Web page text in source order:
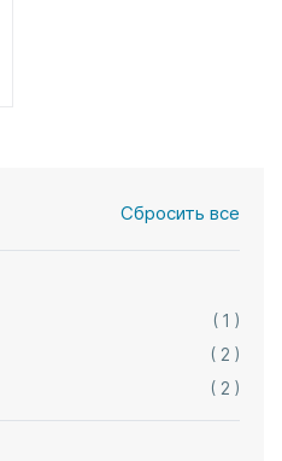
Сбросить все
( 1 )
( 2 )
( 2 )